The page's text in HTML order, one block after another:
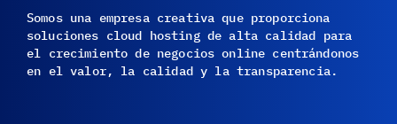
Somos una empresa creativa que proporciona
soluciones cloud hosting de alta calidad para
el crecimiento de negocios online centrándonos
en el valor, la calidad y la transparencia.